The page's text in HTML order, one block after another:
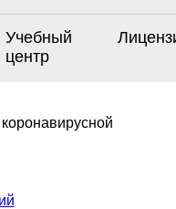
Учебный
центр